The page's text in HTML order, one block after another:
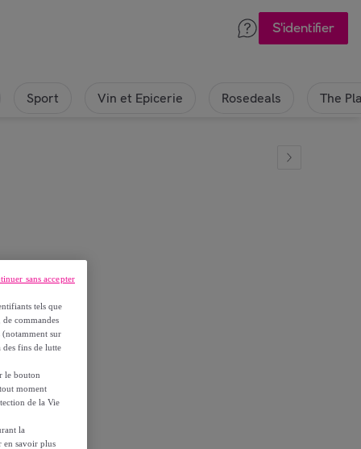
S'identifier
Sport Vin et Epicerie Rosedeals The
tels que
commandes
(notamment sur
des fins de lutte
le bouton
moment
de la Vie
la
en savoir plus
sans accepter